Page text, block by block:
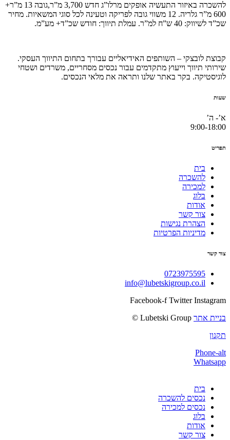
להשכרה באיזור התעשיה אופקים מרלו”ג חדש 3,700 מ”ר,גובה 13 מ”ר+
600 מ”ר גלריה. 12 משווי גובה לפריקה וטעינה לכל סוגי המשאיות. מחיר
שכ”ד לשיווק: 40 ש”ח למ”ר. עמלת תיווך: חודש שכ”ד+ מע”מ.
קבוצת לובצקי – השותפים האידיאליים עבורך בתחום התיווך העסקי.
שירותי תיווך וייעוץ מתקדמים עבור נכסים מסחריים, משרדים ושטחי
לוגיסטיקה. בקר באתר שלנו ותראה את מלאי הנכסים.
שעות
א’- ה’
9:00-18:00
תפריט
בית
להשכרה
למכירה
בלוג
אודות
צור קשר
הצהרת נגישות
מדיניות הפרטיות
צור קשר
0723975595
info@lubetskigroup.co.il
Facebook-f Twitter Instagram
בניית אתר
תקנון
Phone-alt
Whatsapp
בית
נכסים להשכרה
נכסים למכירה
בלוג
אודות
צור קשר